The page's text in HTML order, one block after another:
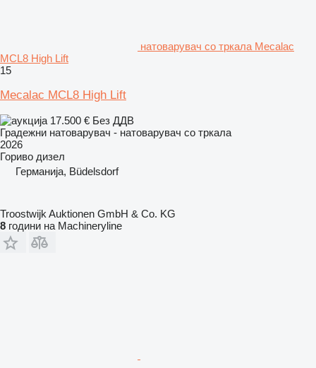
натоварувач со тркала Mecalac
MCL8 High Lift
15
Mecalac MCL8 High Lift
17.500 € Без ДДВ
Градежни натоварувач - натоварувач со тркала
2026
Гориво дизел
Германија, Büdelsdorf
Troostwijk Auktionen GmbH & Co. KG
8 години на Machineryline